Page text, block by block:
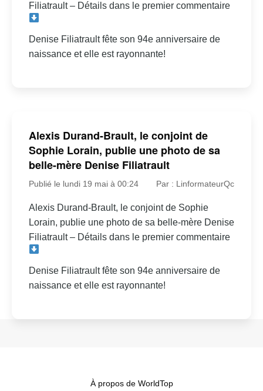
Filiatrault – Détails dans le premier commentaire
Denise Filiatrault fête son 94e anniversaire de
naissance et elle est rayonnante!
Alexis Durand-Brault, le conjoint de
Sophie Lorain, publie une photo de sa
belle-mère Denise Filiatrault
Publié le lundi 19 mai à 00:24 Par : LinformateurQc
Alexis Durand-Brault, le conjoint de Sophie
Lorain, publie une photo de sa belle-mère Denise
Filiatrault – Détails dans le premier commentaire
Denise Filiatrault fête son 94e anniversaire de
naissance et elle est rayonnante!
À propos de WorldTop